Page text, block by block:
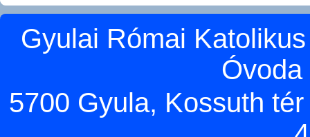
Gyulai Római
5700 Gyula, Kossuth